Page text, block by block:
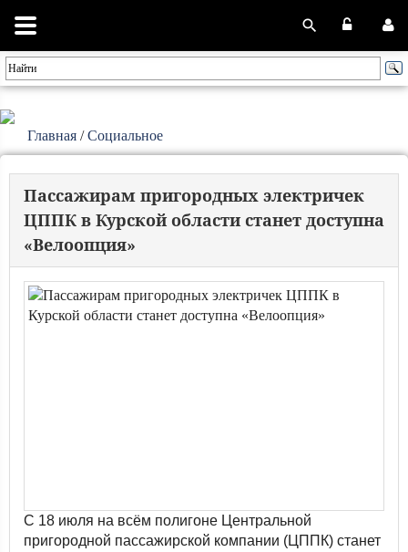
Главная /Социальное
Пассажирам пригородных электричек
ЦППК в Курской области станет доступна
«Велоопция»
С 18 июля на всём полигоне Центральной
пригородной пассажирской компании (ЦППК) станет